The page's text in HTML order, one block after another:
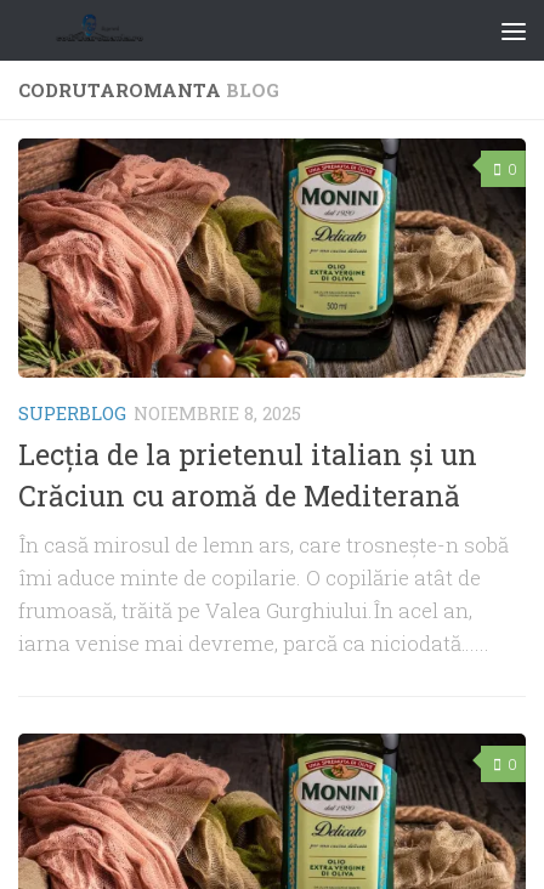
CODRUTAROMANTA BLOG
0
SUPERBLOG NOIEMBRIE 8, 2025
Lecția de la prietenul italian și un
Crăciun cu aromă de Mediterană
În casă mirosul de lemn ars, care trosnește-n sobă
îmi aduce minte de copilarie. O copilărie atât de
frumoasă, trăită pe Valea Gurghiului.În acel an,
iarna venise mai devreme, parcă ca niciodată…...
0